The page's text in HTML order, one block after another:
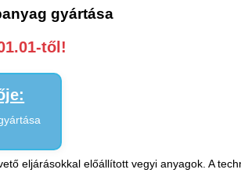
gyártása
től!
eljárásokkal előállított vegyi anyagok. A